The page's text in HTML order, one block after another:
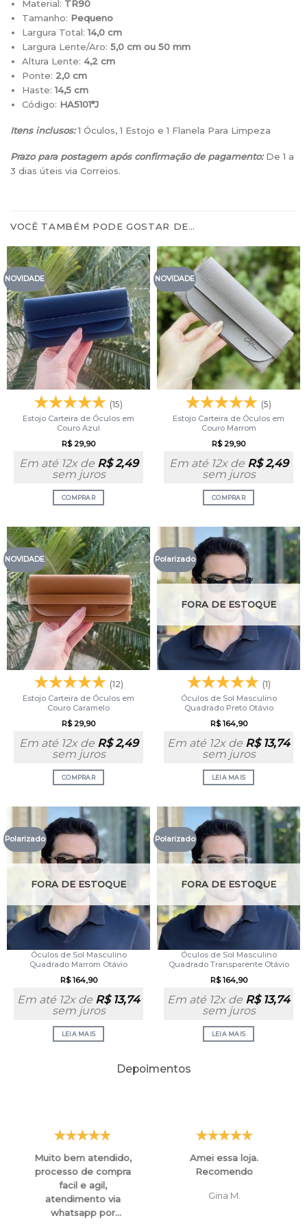
Material: TR90
Tamanho: Pequeno
Largura Total:14,0 cm
Largura Lente/Aro:5,0 cm ou 50 mm
Altura Lente:4,2 cm
Ponte: 2,0 cm
Haste:14,5 cm
Código: HA5101*J
Itens inclusos:1 Óculos, 1 Estojo e 1 Flanela Para Limpeza
Prazo para postagem após confirmação de pagamento:De 1 a
3 dias úteis via Correios.
VOCÊ TAMBÉM PODE GOSTAR DE…
NOVIDADE
(15)
Estojo Carteira de Óculos em
Couro Azul
R$29,90
Em até 12x de R$2,49
sem juros
COMPRAR
NOVIDADE
(5)
Estojo Carteira de Óculos em
Couro Marrom
R$29,90
Em até 12x de R$2,49
sem juros
COMPRAR
NOVIDADE
(12)
Estojo Carteira de Óculos em
Couro Caramelo
R$29,90
Em até 12x de R$2,49
sem juros
COMPRAR
Polarizado
FORA DE ESTOQUE
(1)
Óculos de Sol Masculino
Quadrado Preto Otávio
R$164,90
Em até 12x de R$13,74
sem juros
LEIA MAIS
Polarizado
FORA DE ESTOQUE
Óculos de Sol Masculino
Quadrado Marrom Otávio
R$164,90
Em até 12x de R$13,74
sem juros
LEIA MAIS
Polarizado
FORA DE ESTOQUE
Óculos de Sol Masculino
Quadrado Transparente Otávio
R$164,90
Em até 12x de R$13,74
sem juros
LEIA MAIS
Depoimentos
Muito bem atendido,
processo de compra
facil e agil,
atendimento via
whatsapp por
Amei essa loja.
Recomendo
Gina M.